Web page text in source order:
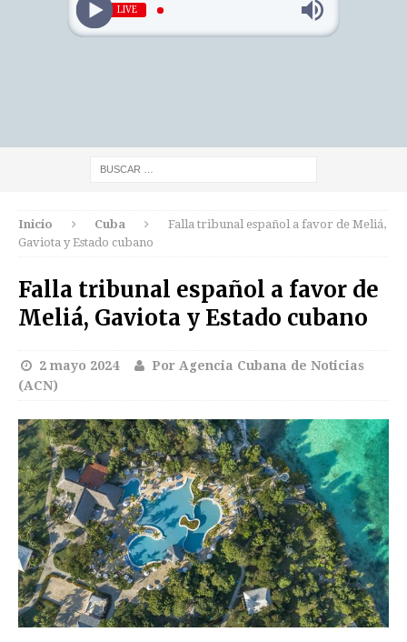
LIVE
Inicio Cuba
Falla tribunal español a favor de Meliá,
Gaviota y Estado cubano
Falla tribunal español a favor de
Meliá, Gaviota y Estado cubano
2 mayo 2024
Por Agencia Cubana de Noticias
(ACN)